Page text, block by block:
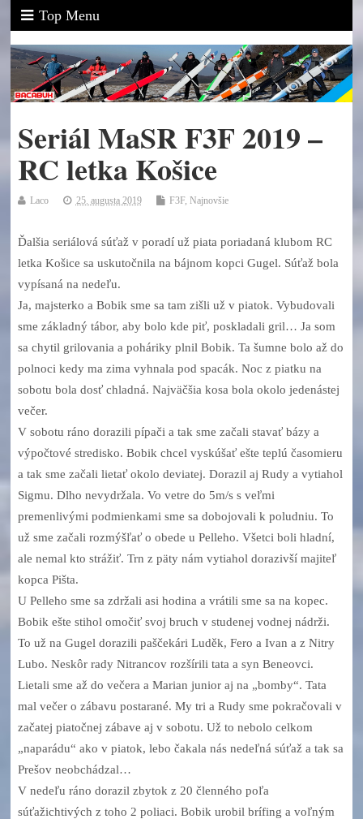
Top Menu
Seriál MaSR F3F 2019 –
RC letka Košice
Laco 25. augusta 2019 F3F, Najnovšie
Ďalšia seriálová súťaž v poradí už piata poriadaná klubom RC
letka Košice sa uskutočnila na bájnom kopci Gugel. Súťaž bola
vypísaná na nedeľu.
Ja, majsterko a Bobik sme sa tam zišli už v piatok. Vybudovali
sme základný tábor, aby bolo kde piť, poskladali gril… Ja som
sa chytil grilovania a poháriky plnil Bobik. Ta šumne bolo až do
polnoci kedy ma zima vyhnala pod spacák. Noc z piatku na
sobotu bola dosť chladná. Najväčšia kosa bola okolo jedenástej
večer.
V sobotu ráno dorazili pípači a tak sme začali stavať bázy a
výpočtové stredisko. Bobik chcel vyskúšať ešte teplú časomieru
a tak sme začali lietať okolo deviatej. Dorazil aj Rudy a vytiahol
Sigmu. Dlho nevydržala. Vo vetre do 5m/s s veľmi
premenlivými podmienkami sme sa dobojovali k poludniu. To
už sme začali rozmýšľať o obede u Pelleho. Všetci boli hladní,
ale nemal kto strážiť. Trn z päty nám vytiahol dorazivší majiteľ
kopca Pišta.
U Pelleho sme sa zdržali asi hodina a vrátili sme sa na kopec.
Bobik ešte stihol omočiť svoj bruch v studenej vodnej nádrži.
To už na Gugel dorazili paščekári Luděk, Fero a Ivan a z Nitry
Lubo. Neskôr rady Nitrancov rozšírili tata a syn Beneovci.
Lietali sme až do večera a Marian junior aj na „bomby“. Tata
mal večer o zábavu postarané. My tri a Rudy sme pokračovali v
začatej piatočnej zábave aj v sobotu. Už to nebolo celkom
„naparádu“ ako v piatok, lebo čakala nás nedeľná súťaž a tak sa
Prešov neobchádzal…
V nedeľu ráno dorazil zbytok z 20 členného poľa
súťažichtivých z toho 2 poliaci. Bobik urobil brífing a voľným